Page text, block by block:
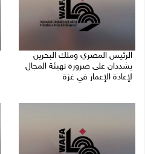
الرئيس المصري وملك البحرين
يشددان على ضرورة تهيئة المجال
لإعادة الإعمار في غزة